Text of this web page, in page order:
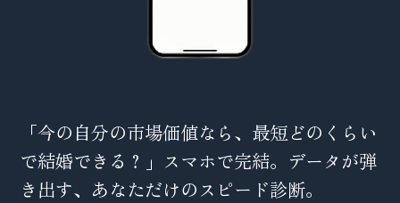
「今の自分の市場価値なら、最短どのくらい
で結婚できる？」スマホで完結。データが弾
き出す、あなただけのスピード診断。